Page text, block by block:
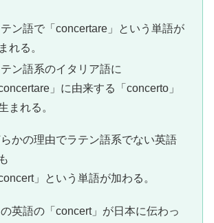
ン語で「concertare」という単語が
れる。
ン語系のイタリア語に
concertare」に由来する「concerto」
まれる。
かの理由でラテン語系でない英語
concert」という単語が加わる。
英語の「concert」が日本に伝わっ